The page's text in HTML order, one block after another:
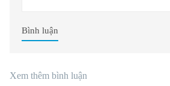
Bình luận
Xem thêm bình luận